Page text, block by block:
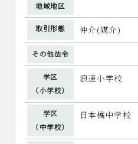
地域地区
取引形態 仲介(媒介)
その他法令
学区
（小学校）
浪速小学校
学区
（中学校）
日本橋中学校